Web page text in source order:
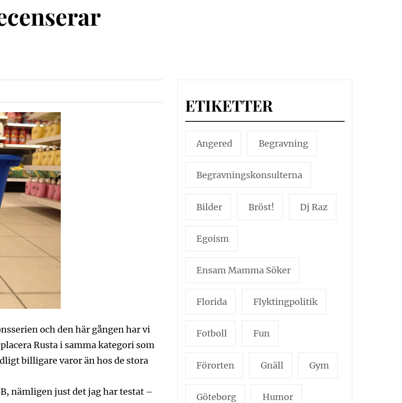
och den här gången har vi
Rusta i samma kategori som
billigare varor än hos de stora
nämligen just det jag har testat –
ETIKETTER
Angered Begravning
Begravningskonsulterna
Bilder Bröst! Dj Raz
Egoism
Ensam Mamma Söker
Florida Flyktingpolitik
Fotboll Fun
Förorten Gnäll Gym
Göteborg Humor